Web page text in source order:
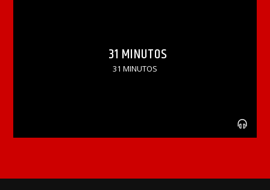
31 MINUTOS
31 MINUTOS